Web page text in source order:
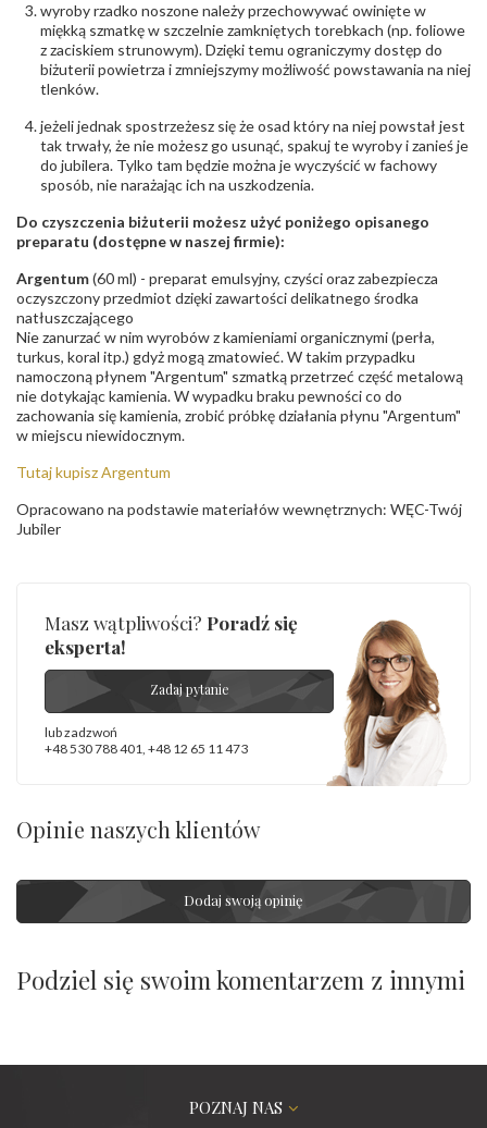
wyroby rzadko noszone należy przechowywać owinięte w
miękką szmatkę w szczelnie zamkniętych torebkach (np. foliowe
z zaciskiem strunowym). Dzięki temu ograniczymy dostęp do
biżuterii powietrza i zmniejszymy możliwość powstawania na niej
tlenków.
jeżeli jednak spostrzeżesz się że osad który na niej powstał jest
tak trwały, że nie możesz go usunąć, spakuj te wyroby i zanieś je
do jubilera. Tylko tam będzie można je wyczyścić w fachowy
sposób, nie narażając ich na uszkodzenia.
Do czyszczenia biżuterii możesz użyć poniżego opisanego
preparatu (dostępne w naszej firmie):
Argentum(60 ml) - preparat emulsyjny, czyści oraz zabezpiecza
oczyszczony przedmiot dzięki zawartości delikatnego środka
natłuszczającego
Nie zanurzać w nim wyrobów z kamieniami organicznymi (perła,
turkus, koral itp.) gdyż mogą zmatowieć. W takim przypadku
namoczoną płynem "Argentum" szmatką przetrzeć część metalową
nie dotykając kamienia. W wypadku braku pewności co do
zachowania się kamienia, zrobić próbkę działania płynu "Argentum"
w miejscu niewidocznym.
Tutaj kupisz Argentum
Opracowano na podstawie materiałów wewnętrznych: WĘC-Twój
Jubiler
Masz wątpliwości? Poradź się
eksperta!
Zadaj pytanie
lub zadzwoń
+48 530 788 401, +48 12 65 11 473
Opinie naszych klientów
Dodaj swoją opinię
Podziel się swoim komentarzem z innymi
POZNAJ NAS